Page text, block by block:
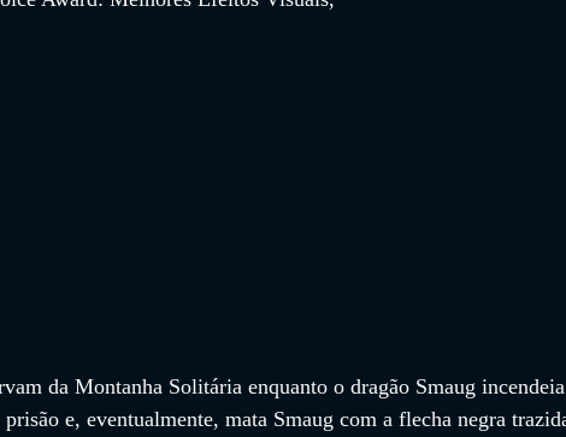
da Montanha Solitária enquanto o dragão Smaug
e, eventualmente, mata Smaug com a flecha negra